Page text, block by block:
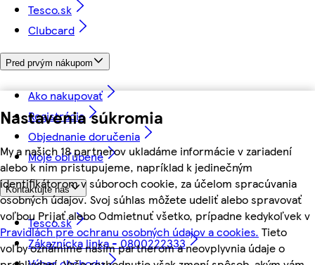
Nastavenia súkromia
My a našich 18 partnerov ukladáme informácie v zariadení
alebo k nim pristupujeme, napríklad k jedinečným
identifikátorom v súboroch cookie, za účelom spracúvania
osobných údajov. Svoj súhlas môžete udeliť alebo spravovať
voľbou Prijať alebo Odmietnuť všetko, prípadne kedykoľvek v
Pravidlách pre ochranu osobných údajov a cookies. Tieto
voľby oznámime našim partnerom a neovplyvnia údaje o
Tesco.sk
Clubcard
Pred prvým nákupom
Ako nakupovať
Registrácia
Objednanie doručenia
Moje obľúbené
Kontaktujte nás
Tesco.sk
Zákaznícka linka - 0800222333